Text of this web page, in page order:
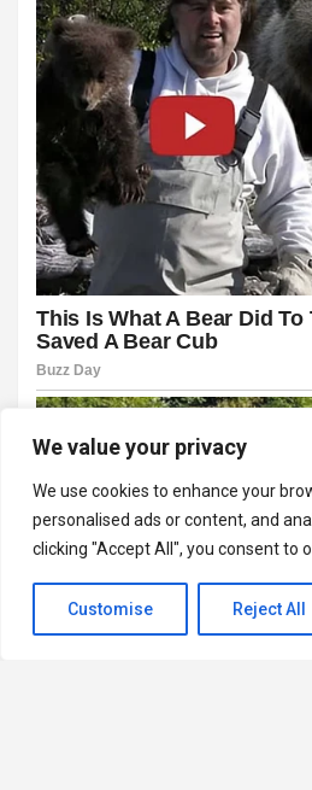
We value your privacy
We use cookies to enhance your
personalised ads or content, and
clicking "Accept All", you consent to
Customise Reject All